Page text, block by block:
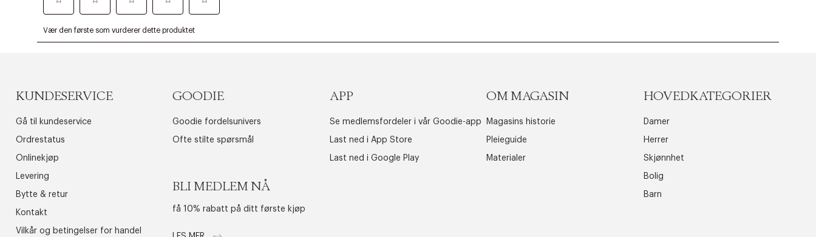
KUNDESERVICE
Gå til kundeservice
Ordrestatus
Onlinekjøp
Levering
Bytte & retur
Kontakt
Vilkår og betingelser for handel
GOODIE
Goodie fordelsunivers
Ofte stilte spørsmål
BLI MEDLEM NÅ
få 10% rabatt på ditt første kjøp
APP
Se medlemsfordeler i vår Goodie-app
Last ned i App Store
Last ned i Google Play
OM MAGASIN
Magasins historie
Pleieguide
Materialer
HOVEDKATEGORIER
Damer
Herrer
Skjønnhet
Bolig
Barn